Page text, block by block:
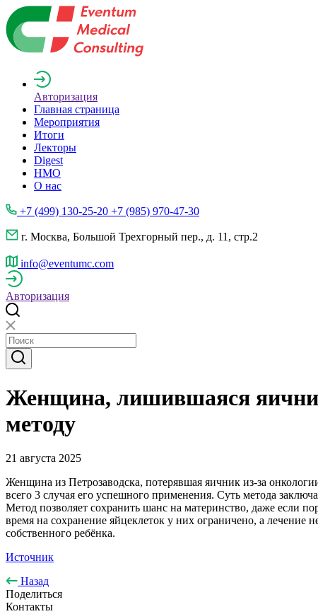
Авторизация
Главная страница
Мероприятия
Итоги
Лекторы
Digest
НМО
О нас
+7 (499) 130-25-20 +7 (985) 970-47-30
г. Москва, Большой Трехгорный пер., д. 11, стр.2
info@eventumc.com
Авторизация
Женщина, лишившаяся
методу
21 августа 2025
Женщина из Петрозаводска, потерявшая яичник из-за
всего 3 случая его успешного применения. Суть метода
Метод позволяет сохранить шанс на материнство, даже если
время на сохранение яйцеклеток у них ограничено, а
собственного ребёнка.
Источник
Назад
Поделиться
Контакты